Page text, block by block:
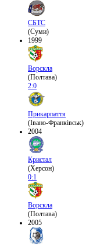
СБТС
(Суми)
1999
Ворскла
(Полтава)
2:0
Прикарпаття
(Івано-Франківськ)
2004
Кристал
(Херсон)
0:1
Ворскла
(Полтава)
2005